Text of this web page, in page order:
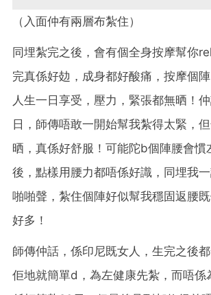
（入面仲有兩層布紮住）
同埋紮完之後，會有個全身按摩幫你
完真係好攰，成身都好酸痛，按摩個
人生一日享受，壓力，緊張都無晒！
日，師傳唔敢一開始幫我紮得太緊，
晒，真係好舒服！可能陀b個陣腰會慣
後，點樣用腰力都唔係好識，同埋我
啪啪聲，紮住個陣好似幫我穩固返腰
好多！
師傳仲話，係印尼既女人，生完之後
佢地就簡單d，為左健康先紮，而唔係